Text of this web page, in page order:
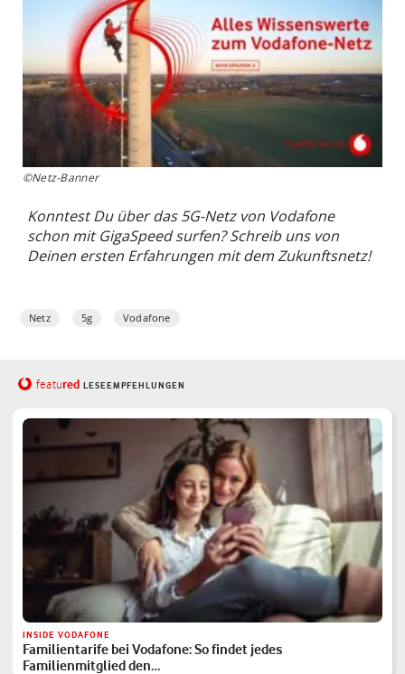
©Netz-Banner
Konntest Du über das 5G-Netz von Vodafone
schon mit GigaSpeed surfen? Schreib uns von
Deinen ersten Erfahrungen mit dem Zukunftsnetz!
Netz 5g Vodafone
featured LESEEMPFEHLUNGEN
INSIDE VODAFONE
Familientarife bei Vodafone: So findet jedes
Familienmitglied den…